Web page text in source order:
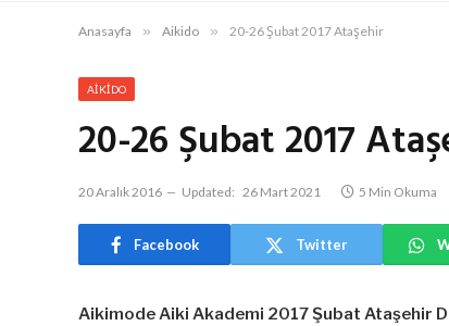
Anasayfa » Aikido » 20-26 Şubat 2017 Ataşehir
AIKIDO
20-26 Şubat 2017
20 Aralık 2016 Updated: 26 Mart 2021 5 Min Okuma
Facebook Twitter
Aikimode Aiki Akademi 2017 Şubat Ataşehir